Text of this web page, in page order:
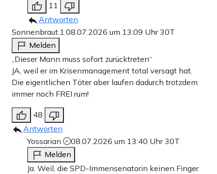
11
Antworten
Sonnenbraut.1.08.07.2026 um 13:09 Uhr30T
Melden
„Dieser Mann muss sofort zurücktreten“
JA, weil er im Krisenmanagement total versagt hat.
Die eigentlichen Täter aber laufen dadurch trotzdem
immer noch FREI rum!
48
Antworten
Yossarian
08.07.2026 um 13:40 Uhr30T
Melden
Ja. Weil, die SPD-Immensenatorin keinen Finger